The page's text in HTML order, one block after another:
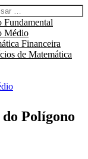
Abre o menu principal do site.
por:
Fundamental
Médio
Financeira
de Matemática
Polígono